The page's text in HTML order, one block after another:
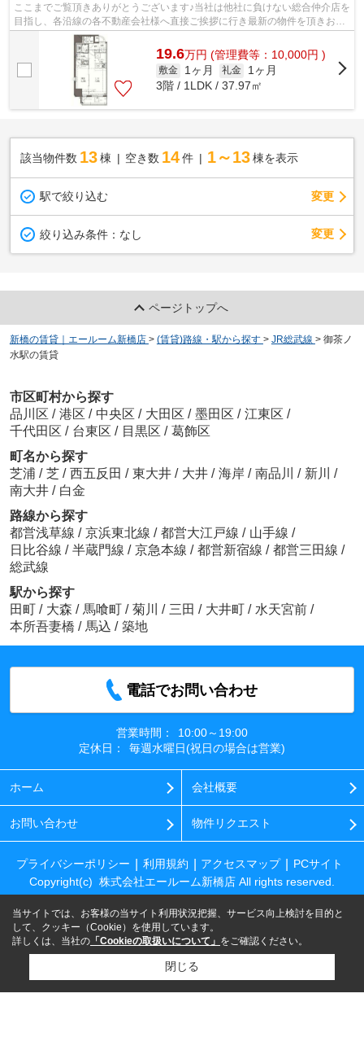
ここまでご覧頂きありがとうございます♪当社は他社に負けない総合仲介店を
目指し、各沿線の各不動産会社様へ直接ご挨拶に行き最新の物件を頂きお客
様へ提供しております！最新の情報は...
19.6万円 (管理費等：10,000円 )
敷金 1ヶ月 礼金
1ヶ月
3階 / 1LDK / 37.97㎡
該当物件数 13棟 空き数 14 件 1～13 棟を表示
駅で絞り込む 変更
絞り込み条件： なし 変更
ページトップへ
新橋の賃貸｜エールーム新橋店 > (賃貸)路線・駅から探す > JR総武線 > 御茶ノ
水駅の賃貸
市区町村から探す
品川区 / 港区 / 中央区 / 大田区 / 墨田区 / 江東区 /
千代田区 / 台東区 / 目黒区 / 葛飾区
町名から探す
芝浦 / 芝 / 西五反田 / 東大井 / 大井 / 海岸 / 南品川 / 新川 /
南大井 / 白金
路線から探す
都営浅草線 / 京浜東北線 / 都営大江戸線 / 山手線 /
日比谷線 / 半蔵門線 / 京急本線 / 都営新宿線 / 都営三田線 /
総武線
駅から探す
田町 / 大森 / 馬喰町 / 菊川 / 三田 / 大井町 / 水天宮前 /
本所吾妻橋 / 馬込 / 築地
電話でお問い合わせ
営業時間：
10:00～19:00
定休日：
毎週水曜日(祝日の場合は営業)
ホーム 会社概要
お問い合わせ 物件リクエスト
プライバシーポリシー 利用規約 アクセスマップ
PCサイト
Copyright(c) 株式会社エールーム新橋店 All rights reserved.
当サイトでは、お客様の当サイト利用状況把握、サービス向上検討を目的と
して、クッキー（Cookie）を使用しています。
詳しくは、当社の 「Cookieの取扱いについて」 をご確認ください。
閉じる